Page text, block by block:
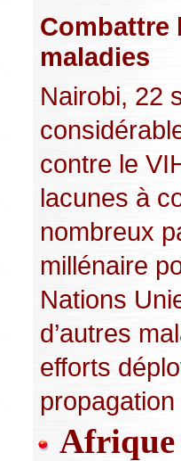
Combattre
maladies
Nairobi, 22
contre le
lacunes à
nombreux
millénaire
Nations
d’autres
efforts
Afrique